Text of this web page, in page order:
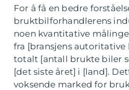
For å få en bedre
bruktbilforhandlerens
noen kvantitative
fra [bransjens
totalt [antall brukte biler
[det siste året] i [land].
voksende marked for